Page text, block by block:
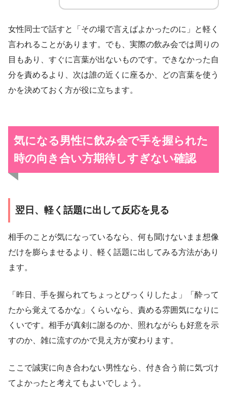
女性同士で話すと「その場で言えばよかったのに」と軽く
言われることがあります。でも、実際の飲み会では周りの
目もあり、すぐに言葉が出ないものです。できなかった自
分を責めるより、次は誰の近くに座るか、どの言葉を使う
かを決めておく方が役に立ちます。
気になる男性に飲み会で手を握られた
時の向き合い方期待しすぎない確認
翌日、軽く話題に出して反応を見る
相手のことが気になっているなら、何も聞けないまま想像
だけを膨らませるより、軽く話題に出してみる方法があり
ます。
「昨日、手を握られてちょっとびっくりしたよ」「酔って
たから覚えてるかな」くらいなら、責める雰囲気になりに
くいです。相手が真剣に謝るのか、照れながらも好意を示
すのか、雑に流すのかで見え方が変わります。
ここで誠実に向き合わない男性なら、付き合う前に気づけ
てよかったと考えてもよいでしょう。